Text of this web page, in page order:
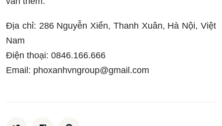
Địa chỉ: 286 Nguyễn Xiển, Thanh Xuân, Hà Nội, Việt
Nam
Điện thoại: 0846.166.666
Email: phoxanhvngroup@gmail.com